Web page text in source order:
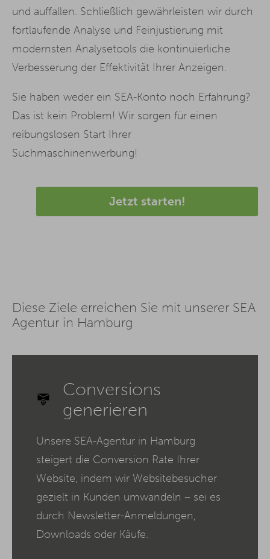
und auffallen. Schließlich gewährleisten wir durch
fortlaufende Analyse und Feinjustierung mit
modernsten Analysetools die kontinuierliche
Verbesserung der Effektivität Ihrer Anzeigen.
Sie haben weder ein SEA-Konto noch Erfahrung?
Das ist kein Problem! Wir sorgen für einen
reibungslosen Start Ihrer
Suchmaschinenwerbung!
Jetzt starten!
Diese Ziele erreichen Sie mit unserer SEA
Agentur in Hamburg
Conversions
generieren
Unsere SEA-Agentur in Hamburg
steigert die Conversion Rate Ihrer
Website, indem wir Websitebesucher
gezielt in Kunden umwandeln – sei es
durch Newsletter-Anmeldungen,
Downloads oder Käufe.